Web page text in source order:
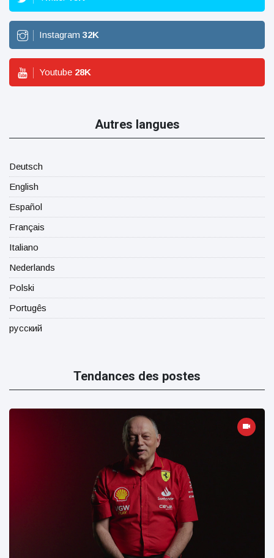
Instagram 32K
Youtube 28K
Autres langues
Deutsch
English
Español
Français
Italiano
Nederlands
Polski
Portugês
русский
Tendances des postes